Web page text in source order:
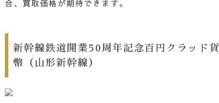
合、買取価格が期待できます。
新幹線鉄道開業50周年記念百円クラッド
幣（山形新幹線）